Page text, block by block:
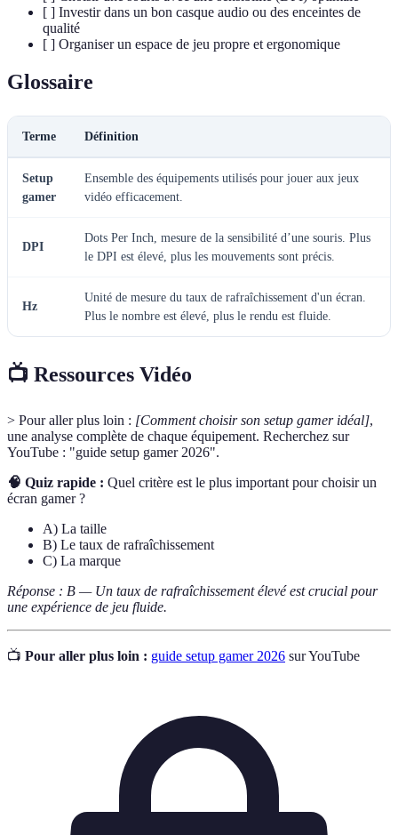
[ ] Investir dans un bon casque audio ou des enceintes de
qualité
[ ] Organiser un espace de jeu propre et ergonomique
Glossaire
Terme Définition
Setup
gamer
Ensemble des équipements utilisés pour jouer aux jeux
vidéo efficacement.
DPI
Dots Per Inch, mesure de la sensibilité d’une souris. Plus
le DPI est élevé, plus les mouvements sont précis.
Hz
Unité de mesure du taux de rafraîchissement d'un écran.
Plus le nombre est élevé, plus le rendu est fluide.
📺 Ressources Vidéo
> Pour aller plus loin : [Comment choisir son setup gamer idéal],
une analyse complète de chaque équipement. Recherchez sur
YouTube : "guide setup gamer 2026".
🧠 Quiz rapide : Quel critère est le plus important pour choisir un
écran gamer ?
A) La taille
B) Le taux de rafraîchissement
C) La marque
Réponse : B — Un taux de rafraîchissement élevé est crucial pour
une expérience de jeu fluide.
📺 Pour aller plus loin : guide setup gamer 2026 sur YouTube